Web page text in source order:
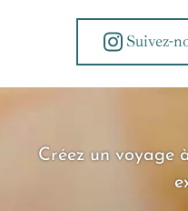
Suivez-
Créez un voyage